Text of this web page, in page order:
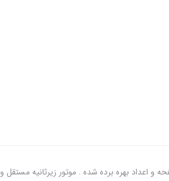
فریم ، صفحه و اعداد بهره برده شده . موتور زیرثانیه مستقل و